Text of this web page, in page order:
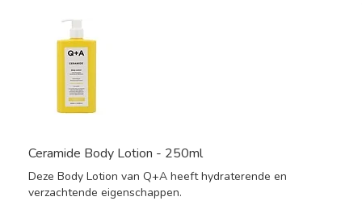
Ceramide Body Lotion - 250ml
Deze Body Lotion van Q+A heeft hydraterende en
verzachtende eigenschappen.